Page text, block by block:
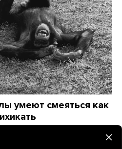
умеют смеяться как
когда ему не смешно.
смехе?